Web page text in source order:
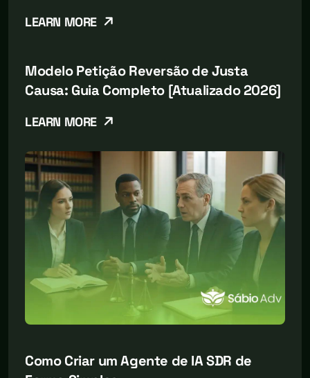
LEARN MORE
Modelo Petição Reversão de Justa
Causa: Guia Completo [Atualizado 2026]
LEARN MORE
Como Criar um Agente de IA SDR de